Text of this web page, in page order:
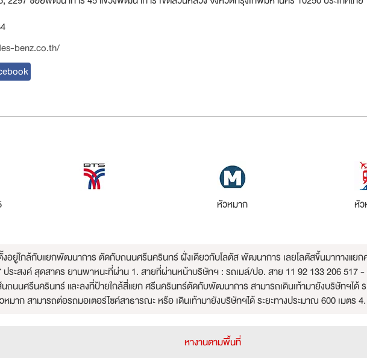
benz.co.th/
หัวหมาก หั
งอยู่ใกล้กับแยกพัฒนาการ ตัดกับถนนศรีนครินทร์ ฝั่งเดียวกับโลตัส พัฒนาการ เลยโลตัสขึ้นมาทางแย
ะสงค์ สุดสาคร ยานพาหนะที่ผ่าน 1. สายที่ผ่านหน้าบริษัทฯ : รถเมล์/ปอ. สาย 11 92 133 206 517
ถนนศรีนครินทร์ และลงที่ป้ายใกล้สี่แยก ศรีนครินทร์ตัดกับพัฒนาการ สามารถเดินเท้ามายังบริษัทฯได้
าก สามารถต่อรถมอเตอร์ไซค์สาธารณะ หรือ เดินเท้ามายังบริษัทฯได้ ระยะทางประมาณ 600 เมตร
หางานตามพื้นที่